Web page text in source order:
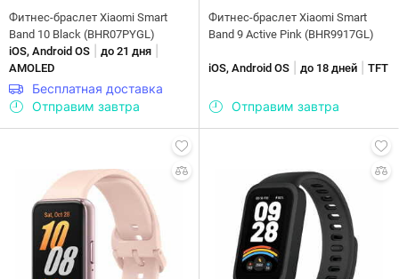
Фитнес-браслет Xiaomi Smart
Band 10 Black (BHR07PYGL)
iOS, Android OS
до 21 дня
AMOLED
Бесплатная доставка
Отправим завтра
Фитнес-браслет Xiaomi Smart
Band 9 Active Pink (BHR9917GL)
iOS, Android OS до 18 дней TFT
Отправим завтра